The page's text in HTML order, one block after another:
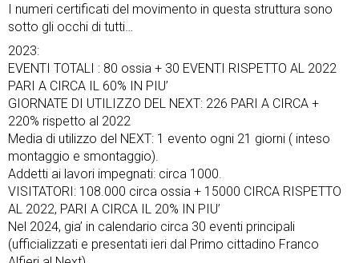
I numeri certificati del movimento in questa struttura sono
sotto gli occhi di tutti…
2023:
EVENTI TOTALI : 80 ossia + 30 EVENTI RISPETTO AL 2022
PARI A CIRCA IL 60% IN PIU’
GIORNATE DI UTILIZZO DEL NEXT: 226 PARI A CIRCA +
220% rispetto al 2022
Media di utilizzo del NEXT: 1 evento ogni 21 giorni ( inteso
montaggio e smontaggio).
Addetti ai lavori impegnati: circa 1000.
VISITATORI: 108.000 circa ossia + 15000 CIRCA RISPETTO
AL 2022, PARI A CIRCA IL 20% IN PIU’
Nel 2024, gia’ in calendario circa 30 eventi principali
(ufficializzati e presentati ieri dal Primo cittadino Franco